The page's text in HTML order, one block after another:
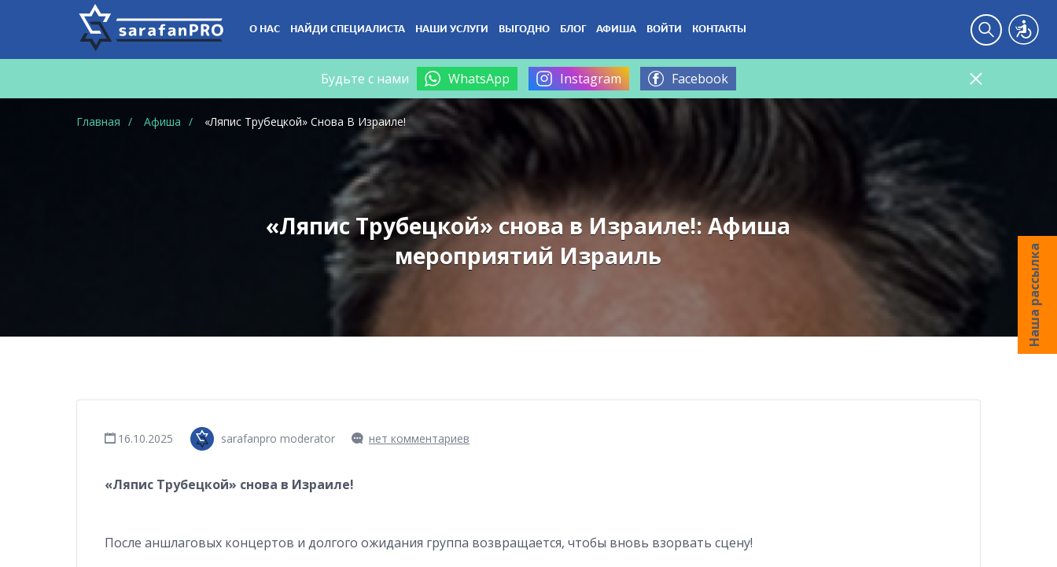
О НАС НАЙДИ СПЕЦИАЛИСТА НАШИ УСЛУГИ ВЫГОДНО БЛОГ АФИША ВОЙТИ КОНТАКТЫ
Что
Вы
ищете?
Будьте с нами
WhatsApp Instagram Facebook
Главная Афиша «Ляпис Трубецкой» Снова В Израиле!
«Ляпис Трубецкой» снова в Израиле!: Афиша
мероприятий Израиль
16.10.2025 sarafanpro moderator нет комментариев
«Ляпис Трубецкой» снова в Израиле!
После аншлаговых концертов и долгого ожидания группа возвращается, чтобы вновь взорвать сцену!
Наша рассылка